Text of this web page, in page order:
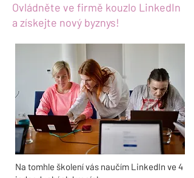
Ovládněte ve firmě kouzlo LinkedIn
a získejte nový byznys!
Na tomhle školení vás naučím LinkedIn ve 4